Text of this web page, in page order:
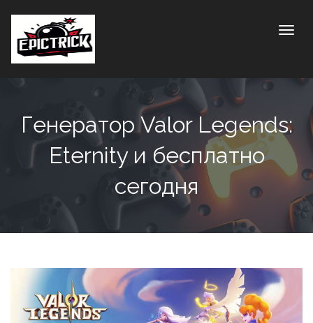
Генератор Valor Legends:
Eternity и бесплатно
сегодня